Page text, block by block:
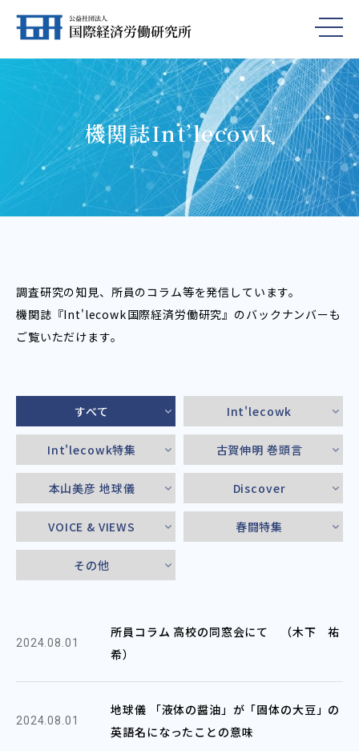
機関誌Int’lecowk
調査研究の知見、所員のコラム等を発信しています。
機関誌『Int'lecowk――国際経済労働研究』のバックナンバーも
ご覧いただけます。
すべて Int'lecowk
Int'lecowk特集 古賀伸明 巻頭言
本山美彦 地球儀 Discover
VOICE & VIEWS 春闘特集
その他
2024.08.01
所員コラム 高校の同窓会にて （木下 祐
希）
2024.08.01
地球儀 「液体の醤油」が「固体の大豆」の
英語名になったことの意味